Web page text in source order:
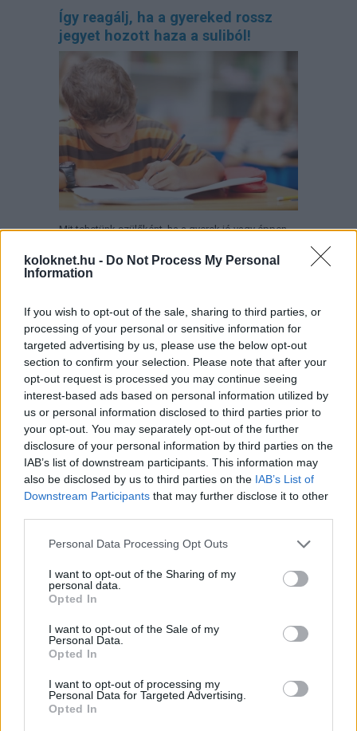
koloknet.hu - Do Not Process My Personal
Information
If you wish to opt-out of the sale, sharing to third parties, or
processing of your personal or sensitive information for
targeted advertising by us, please use the below opt-out
section to confirm your selection. Please note that after your
opt-out request is processed you may continue seeing
interest-based ads based on personal information utilized by
us or personal information disclosed to third parties prior to
your opt-out. You may separately opt-out of the further
disclosure of your personal information by third parties on the
IAB’s list of downstream participants. This information may
also be disclosed by us to third parties on the IAB’s List of
Downstream Participants that may further disclose it to other
Please note that this website/app uses one or more Google
not limited to your visit or usage behaviour. You may click to
grant or deny consent to Google and its third-party tags to
use your data for below specified purposes in below Google
consent section.
Personal Data Processing Opt Outs
I want to opt-out of the Sharing of my
personal data.
Opted In
I want to opt-out of the Sale of my
Personal Data.
Opted In
I want to opt-out of processing my
Personal Data for Targeted Advertising.
Opted In
Így reagálj, ha a gyereked rossz
jegyet hozott haza a suliból!
Mit tehetünk szülőként, ha a gyerek jó vagy éppen
dicsérettől kezdve, amotiváció fenntartásán
egészen akudarcélmények segítő feldolgozásáig
sok múlik azon, hogyan reagálunk. A jegyek mögött
amelyekben a szülői támogatás kulcsszerepet
játszik.
Már óvodás korban felismerhetők
lennének a harapási problémák!
Fogszabályozó orvos tanácsai
százalékra tehető a harapási rendellenességek
aránya, vagyis szinte minden második–harmadik
gyerek érintett. A harapási problémák lassan, évek
gyakran csak akkor veszik észre őket, amikor már
sokkal nehezebb hatékonyan
beavatkozni. Fogorvos tanácsai.